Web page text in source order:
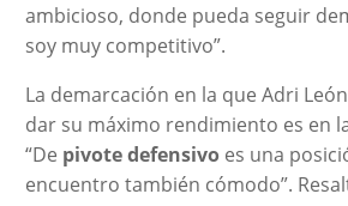
ambicioso, donde pueda seguir
soy muy competitivo”.
La demarcación en la que Adri
dar su máximo rendimiento es en
“De pivote defensivoes una
encuentro también cómodo”.